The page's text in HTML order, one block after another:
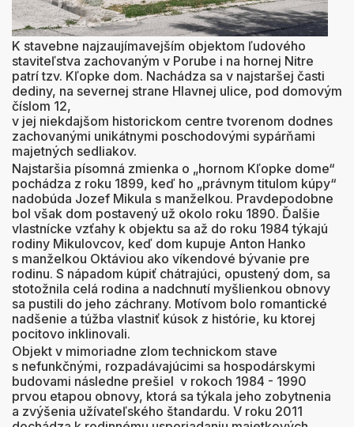
K stavebne najzaujímavejším objektom ľudového
staviteľstva zachovaným v Porube i na hornej Nitre
patrí tzv. Kľopke dom. Nachádza sa v najstaršej časti
dediny, na severnej strane Hlavnej ulice, pod domovým
číslom 12,
v jej niekdajšom historickom centre tvorenom dodnes
zachovanými unikátnymi poschodovými sypárňami
majetných sedliakov.
Najstaršia písomná zmienka o „hornom Kľopke dome“
pochádza z roku 1899, keď ho „právnym titulom kúpy“
nadobúda Jozef Mikula s manželkou. Pravdepodobne
bol však dom postavený už okolo roku 1890. Ďalšie
vlastnícke vzťahy k objektu sa až do roku 1984 týkajú
rodiny Mikulovcov, keď dom kupuje Anton Hanko
s manželkou Oktáviou ako víkendové bývanie pre
rodinu. S nápadom kúpiť chátrajúci, opustený dom, sa
stotožnila celá rodina a nadchnutí myšlienkou obnovy
sa pustili do jeho záchrany. Motívom bolo romantické
nadšenie a túžba vlastniť kúsok z histórie, ku ktorej
pocitovo inklinovali.
Objekt v mimoriadne zlom technickom stave
s nefunkčnými, rozpadávajúcimi sa hospodárskymi
budovami následne prešiel v rokoch 1984 - 1990
prvou etapou obnovy, ktorá sa týkala jeho zobytnenia
a zvýšenia užívateľského štandardu. V roku 2011